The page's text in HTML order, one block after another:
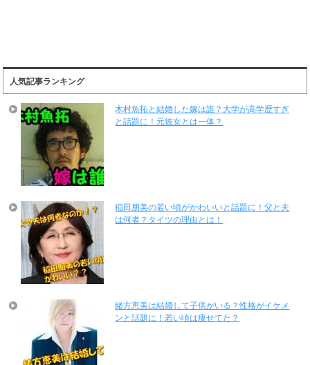
人気記事ランキング
木村魚拓と結婚した嫁は誰？大学が高学歴すぎ
と話題に！元彼女とは一体？
稲田朋美の若い頃がかわいいと話題に！父と夫
は何者？タイツの理由とは！
緒方恵美は結婚して子供がいる？性格がイケメ
ンと話題に！若い頃は痩せてた？